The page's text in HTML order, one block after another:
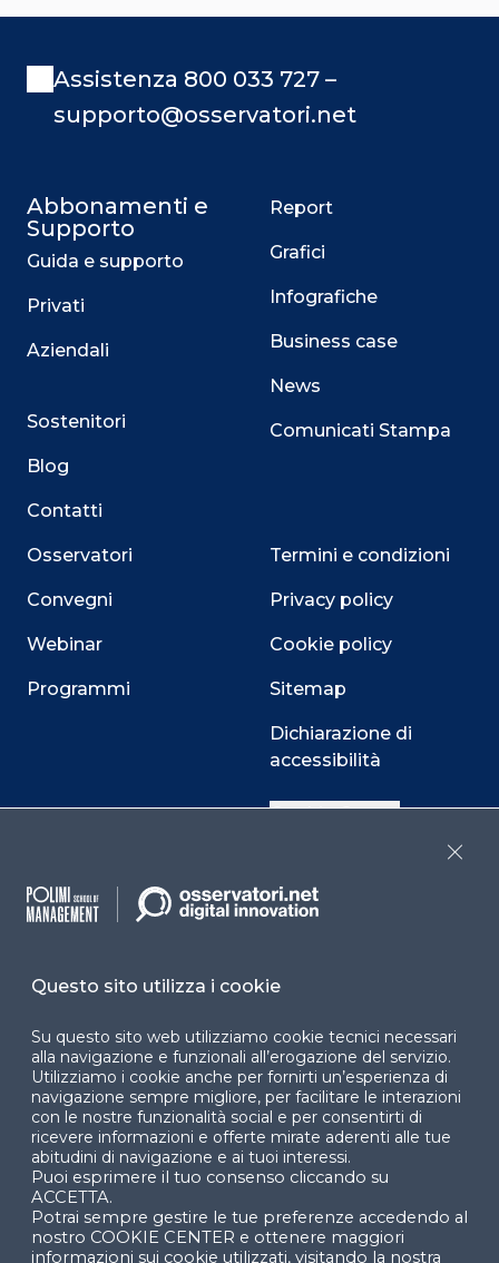
Assistenza 800 033 727 –
supporto@osservatori.net
Abbonamenti e
Supporto
Guida e supporto
Privati
Aziendali
Sostenitori
Blog
Contatti
Osservatori
Convegni
Webinar
Programmi
Report
Grafici
Infografiche
Business case
News
Comunicati Stampa
Termini e condizioni
Privacy policy
Cookie policy
Sitemap
Dichiarazione di
accessibilità
Cookie Center
Facebook LinkedIn
© 2024 Copyright © Politecnico di Milano Dipartimento
di Ingegneria Gestionale
Questo sito utilizza i cookie
Su questo sito web utilizziamo cookie tecnici necessari
alla navigazione e funzionali all’erogazione del servizio.
Utilizziamo i cookie anche per fornirti un’esperienza di
navigazione sempre migliore, per facilitare le interazioni
con le nostre funzionalità social e per consentirti di
ricevere informazioni e offerte mirate aderenti alle tue
abitudini di navigazione e ai tuoi interessi.
Puoi esprimere il tuo consenso cliccando su
ACCETTA.
Potrai sempre gestire le tue preferenze accedendo al
nostro COOKIE CENTER e ottenere maggiori
informazioni sui cookie utilizzati, visitando la nostra